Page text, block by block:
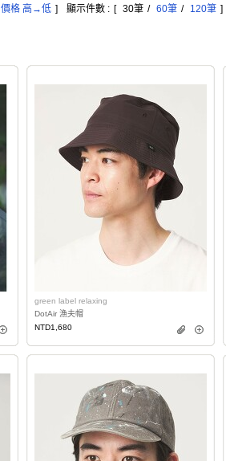
價格 高→低 ] 顯示件數 : [ 30筆 / 60筆 / 120筆 ]
green label relaxing
DotAir 漁夫帽
NTD1,680